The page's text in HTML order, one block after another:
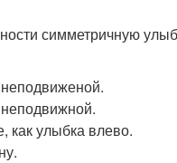
симметричную
как улыбка влево.